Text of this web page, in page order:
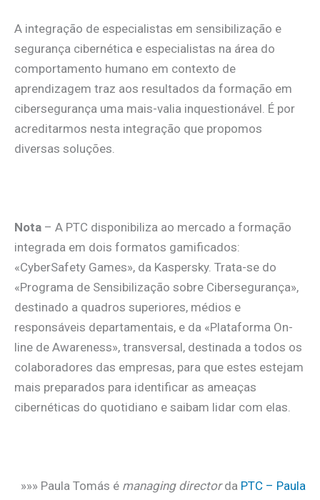
A integração de especialistas em sensibilização e
segurança cibernética e especialistas na área do
comportamento humano em contexto de
aprendizagem traz aos resultados da formação em
cibersegurança uma mais-valia inquestionável. É por
acreditarmos nesta integração que propomos
diversas soluções.
Nota – A PTC disponibiliza ao mercado a formação
integrada em dois formatos gamificados:
«CyberSafety Games», da Kaspersky. Trata-se do
«Programa de Sensibilização sobre Cibersegurança»,
destinado a quadros superiores, médios e
responsáveis departamentais, e da «Plataforma On-
line de Awareness», transversal, destinada a todos os
colaboradores das empresas, para que estes estejam
mais preparados para identificar as ameaças
cibernéticas do quotidiano e saibam lidar com elas.
»»» Paula Tomás é managing directorda PTC – Paula